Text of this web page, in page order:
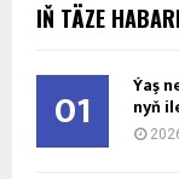
IŇ TÄZE
01 Ýaş
nyň